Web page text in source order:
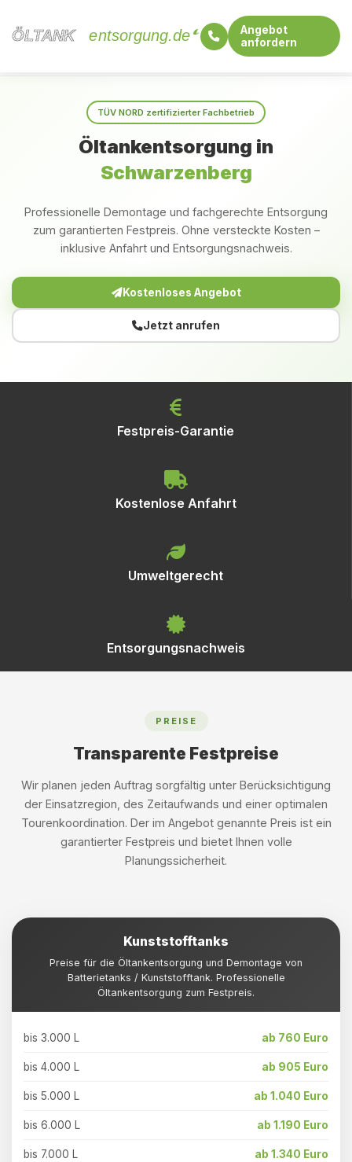
ÖLTANK
ÖLTANK entsorgung.de
Angebot
anfordern
TÜV NORD zertifizierter Fachbetrieb
Öltankentsorgung in
Schwarzenberg
Professionelle Demontage und fachgerechte Entsorgung
zum garantierten Festpreis. Ohne versteckte Kosten –
inklusive Anfahrt und Entsorgungsnachweis.
Kostenloses Angebot
Jetzt anrufen
Festpreis-Garantie
Kostenlose Anfahrt
Umweltgerecht
Entsorgungsnachweis
PREISE
Transparente Festpreise
Wir planen jeden Auftrag sorgfältig unter Berücksichtigung
der Einsatzregion, des Zeitaufwands und einer optimalen
Tourenkoordination. Der im Angebot genannte Preis ist ein
garantierter Festpreis und bietet Ihnen volle
Planungssicherheit.
Kunststofftanks
Preise für die Öltankentsorgung und Demontage von
Batterietanks / Kunststofftank. Professionelle
Öltankentsorgung zum Festpreis.
bis 3.000 L ab 760 Euro
bis 4.000 L ab 905 Euro
bis 5.000 L ab 1.040 Euro
bis 6.000 L ab 1.190 Euro
bis 7.000 L ab 1.340 Euro